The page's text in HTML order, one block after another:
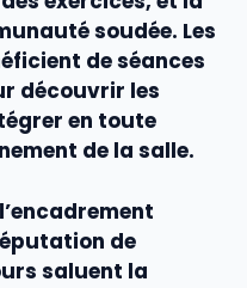
soudée. Les
deséances
découvrir les
en toute
de la salle.
encadrement
de
saluent la